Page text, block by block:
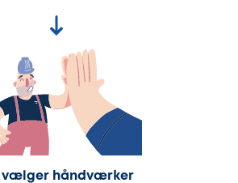
vælger håndværker